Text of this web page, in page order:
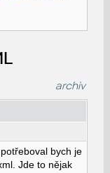
archiv
bych je
Jde to nějak